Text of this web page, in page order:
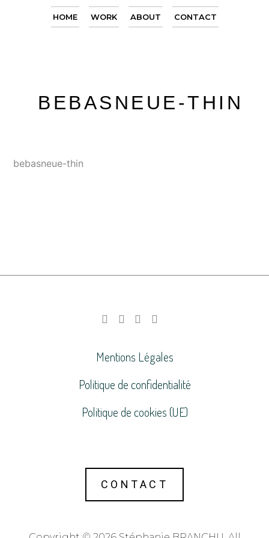
HOME WORK ABOUT CONTACT
BEBASNEUE-THIN
bebasneue-thin
Mentions Légales
Politique de confidentialité
Politique de cookies (UE)
CONTACT